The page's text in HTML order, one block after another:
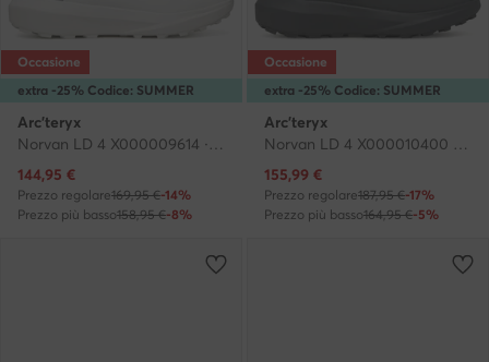
extra -25% Codice: SUMMER
Occasione
Arc'teryx
Norvan LD 4 X000009614 · Scarpe running
Prezzo attuale
144,95 €
Prezzo regolare169,95 €-14%
Prezzo più basso158,95 €-8%
extra -25% Codice: SUMMER
Occasione
Arc'teryx
Norvan LD 4 X000010400 · Scarpe running
Prezzo attuale
155,99 €
Prezzo regolare187,95 €-17%
Prezzo più basso164,95 €-5%